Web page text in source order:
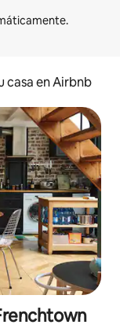
casa en Airbnb